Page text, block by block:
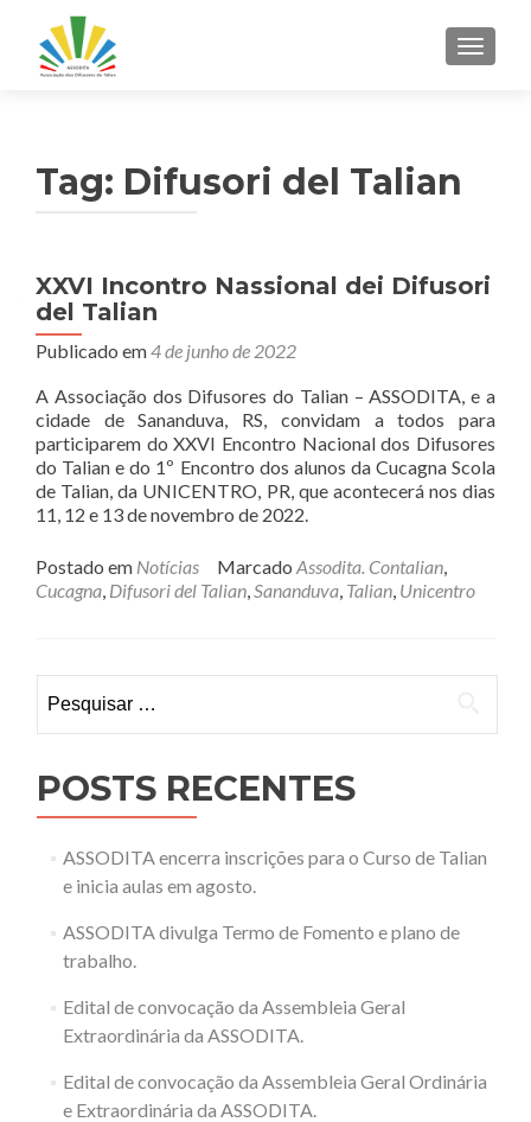
Tag: Difusori del Talian
XXVI Incontro Nassional dei Difusori
del Talian
Publicado em4 de junho de 2022
A Associação dos Difusores do Talian – ASSODITA, e a
cidade de Sananduva, RS, convidam a todos para
participarem do XXVI Encontro Nacional dos Difusores
do Talian e do 1º Encontro dos alunos da Cucagna Scola
de Talian, da UNICENTRO, PR, que acontecerá nos dias
11, 12 e 13 de novembro de 2022.
Postado em Notícias Marcado Assodita. Contalian,
Cucagna, Difusori del Talian,Sananduva, Talian, Unicentro
por:
POSTS RECENTES
ASSODITA encerra inscrições para o Curso de Talian
e inicia aulas em agosto.
ASSODITA divulga Termo de Fomento e plano de
trabalho.
Edital de convocação da Assembleia Geral
Extraordinária da ASSODITA.
Edital de convocação da Assembleia Geral Ordinária
e Extraordinária da ASSODITA.